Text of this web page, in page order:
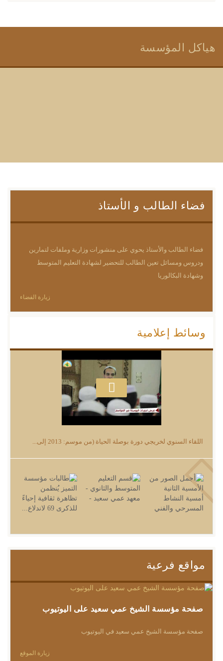
هياكل المؤسسة
فضاء الطالب و الأستاذ
فضاء الطالب والأستاذ يحوي على منشورات وزارية وملفات لتمارين
ودروس ومسائل تعين الطالب للتحضير لشهادة التعليم المتوسط
وشهادة البكالوريا
زيارة الفضاء
وسائط إعلامية
اللقاء السنوي لخريجي دورة بوصلة الحياة (من موسم: 2013 إلى...
مواقع فرعية
صفحة مؤسسة الشيخ عمي سعيد على اليوتيوب
صفحة مؤسسة الشيخ عمي سعيد في اليوتيوب
زيارة الموقع